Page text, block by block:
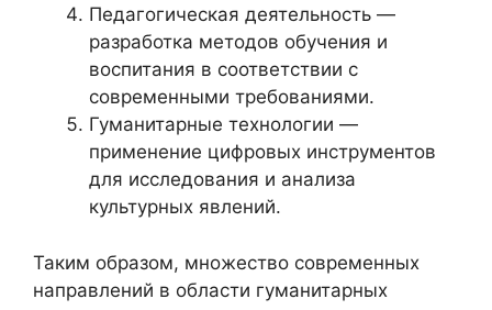
Педагогическая деятельность —
разработка методов обучения и
воспитания в соответствии с
современными требованиями.
Гуманитарные технологии —
применение цифровых инструментов
для исследования и анализа
культурных явлений.
Таким образом, множество современных
направлений в области гуманитарных